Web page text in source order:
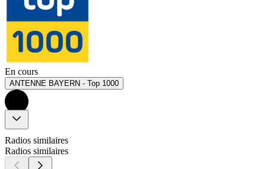
En cours
ANTENNE BAYERN - Top 1000
Radios similaires
Radios similaires